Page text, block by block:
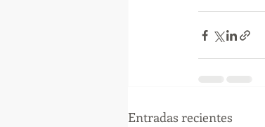
Entradas recientes